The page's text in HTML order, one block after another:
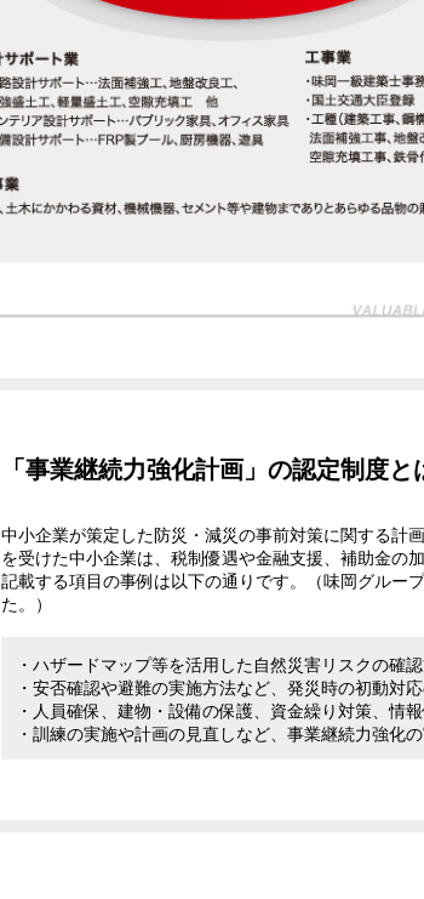
「事業継続力強化計画」の認定制度と
中小企業が策定した防災・減災の事前対策に関する計
を受けた中小企業は、税制優遇や金融支援、補助金の
記載する項目の事例は以下の通りです。（味岡グルー
た。）
・ハザードマップ等を活用した自然災害リスクの確
・安否確認や避難の実施方法など、発災時の初動対
・人員確保、建物・設備の保護、資金繰り対策、情
・訓練の実施や計画の見直しなど、事業継続力強